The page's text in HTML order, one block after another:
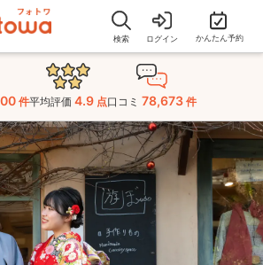
検索 ログイン かんたん予約
件平均評価 4.9 点口コミ 78,673 件